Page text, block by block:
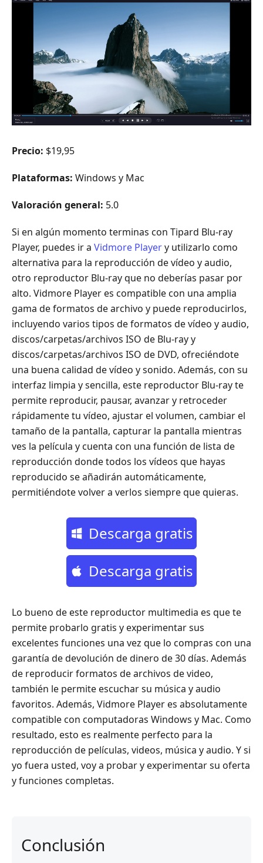
Precio: $19,95
Plataformas: Windows y Mac
Valoración general: 5.0
Si en algún momento terminas con Tipard Blu-ray
Player, puedes ir a Vidmore Playery utilizarlo como
alternativa para la reproducción de vídeo y audio,
otro reproductor Blu-ray que no deberías pasar por
alto. Vidmore Player es compatible con una amplia
gama de formatos de archivo y puede reproducirlos,
incluyendo varios tipos de formatos de vídeo y audio,
discos/carpetas/archivos ISO de Blu-ray y
discos/carpetas/archivos ISO de DVD, ofreciéndote
una buena calidad de vídeo y sonido. Además, con su
interfaz limpia y sencilla, este reproductor Blu-ray te
permite reproducir, pausar, avanzar y retroceder
rápidamente tu vídeo, ajustar el volumen, cambiar el
tamaño de la pantalla, capturar la pantalla mientras
ves la película y cuenta con una función de lista de
reproducción donde todos los vídeos que hayas
reproducido se añadirán automáticamente,
permitiéndote volver a verlos siempre que quieras.
Descarga gratis
Descarga gratis
Lo bueno de este reproductor multimedia es que te
permite probarlo gratis y experimentar sus
excelentes funciones una vez que lo compras con una
garantía de devolución de dinero de 30 días. Además
de reproducir formatos de archivos de video,
también le permite escuchar su música y audio
favoritos. Además, Vidmore Player es absolutamente
compatible con computadoras Windows y Mac. Como
resultado, esto es realmente perfecto para la
reproducción de películas, videos, música y audio. Y si
yo fuera usted, voy a probar y experimentar su oferta
y funciones completas.
Conclusión